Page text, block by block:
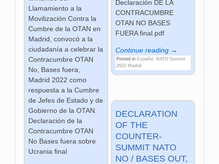
Declaración DE LA
CONTRACUMBRE
OTAN NO BASES
FUERA final.pdf
Continue reading →
Posted in Español, NATO Summit
2022 Madrid
Llamamiento a la
Movilización Contra la
Cumbre de la OTAN en
Madrid, convocó a la
ciudadanía a celebrar la
Contracumbre OTAN
No, Bases fuera,
Madrid 2022 como
respuesta a la Cumbre
de Jefes de Estado y de
Gobierno de la OTAN.
Declaración de la
Contracumbre OTAN
No Bases fuera sobre
Ucrania final
DECLARATION
OF THE
COUNTER-
SUMMIT NATO
NO / BASES OUT,